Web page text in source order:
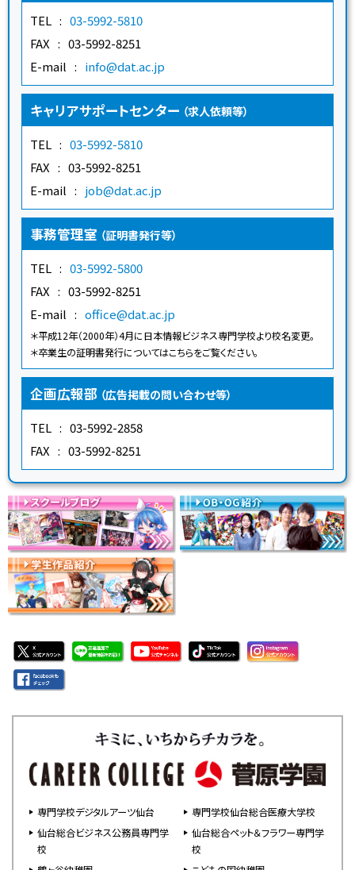
TEL
03-5992-5810
FAX
03-5992-8251
E-mail
info@dat.ac.jp
キャリアサポートセンター （求人依頼等）
TEL
03-5992-5810
FAX
03-5992-8251
E-mail
job@dat.ac.jp
事務管理室 （証明書発行等）
TEL
03-5992-5800
FAX
03-5992-8251
E-mail
office@dat.ac.jp
＊平成12年（2000年）4月に日本情報ビジネス専門学校より校名変更。
＊卒業生の証明書発行についてはこちらをご覧ください。
企画広報部 （広告掲載の問い合わせ等）
TEL
03-5992-2858
FAX
03-5992-8251
専門学校デジタルアーツ仙台
専門学校仙台総合医療大学校
仙台総合ビジネス公務員専門学
校
仙台総合ペット＆フラワー専門学
校